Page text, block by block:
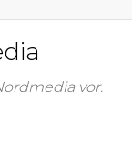
vor.